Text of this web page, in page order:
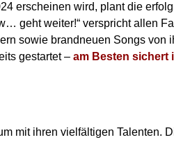
erscheinen wird, plant die
geht weiter!“ verspricht allen
sowie brandneuen Songs von
gestartet – am Besten sichert
mit ihren vielfältigen Talenten.